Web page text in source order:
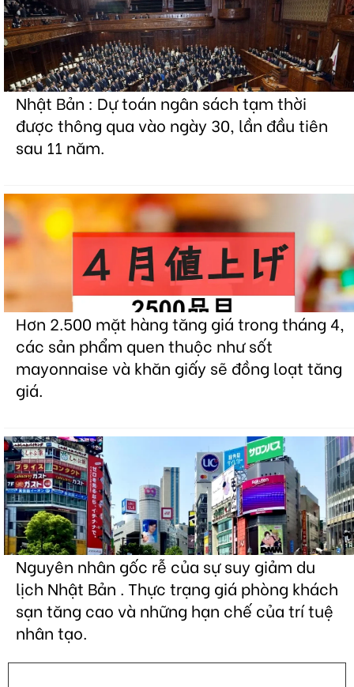
Nhật Bản : Dự toán ngân sách tạm thời
được thông qua vào ngày 30, lần đầu tiên
sau 11 năm.
Hơn 2.500 mặt hàng tăng giá trong tháng 4,
các sản phẩm quen thuộc như sốt
mayonnaise và khăn giấy sẽ đồng loạt tăng
giá.
Nguyên nhân gốc rễ của sự suy giảm du
lịch Nhật Bản . Thực trạng giá phòng khách
sạn tăng cao và những hạn chế của trí tuệ
nhân tạo.